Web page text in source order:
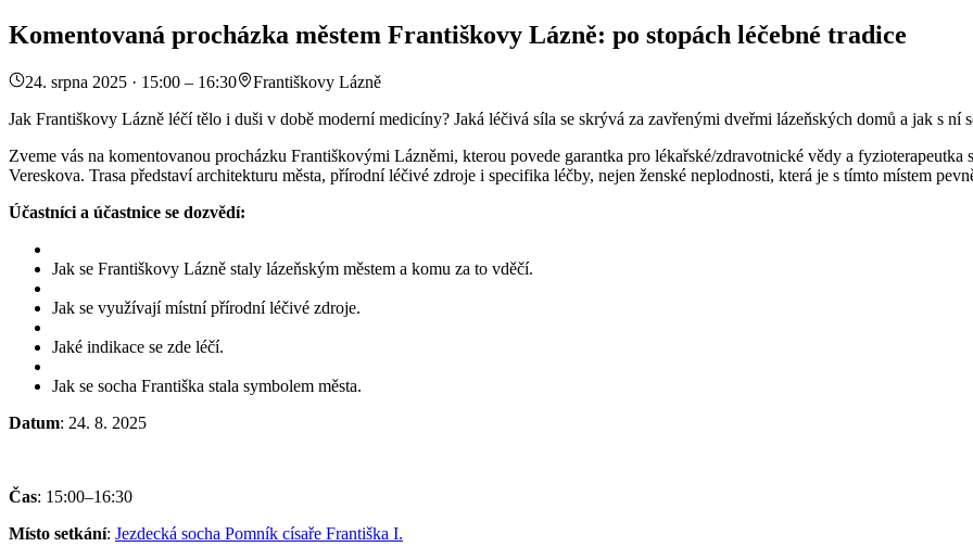
Komentovaná procházka městem Františkovy Lázně: po stopách léčebné tradice
24. srpna 2025 · 15:00 – 16:30
Františkovy Lázně
Jak Františkovy Lázně léčí tělo i duši v době moderní medicíny? Jaká léčivá síla se skrývá za zavřenými dveřmi lázeňských domů a jak s ní
Zveme vás na komentovanou procházku Františkovými Lázněmi, kterou povede garantka pro lékařské/zdravotnické vědy a fyzioterapeutka
Vereskova. Trasa představí architekturu města, přírodní léčivé zdroje i specifika léčby, nejen ženské neplodnosti, která je s tímto místem
Účastníci a účastnice se dozvědí:
Jak se Františkovy Lázně staly lázeňským městem a komu za to vděčí.
Jak se využívají místní přírodní léčivé zdroje.
Jaké indikace se zde léčí.
Jak se socha Františka stala symbolem města.
Datum: 24. 8. 2025
Čas: 15:00–16:30
Místo setkání: Jezdecká socha Pomník císaře Františka I.